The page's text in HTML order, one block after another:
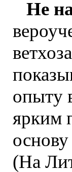
Не
опыту
ярким
(На